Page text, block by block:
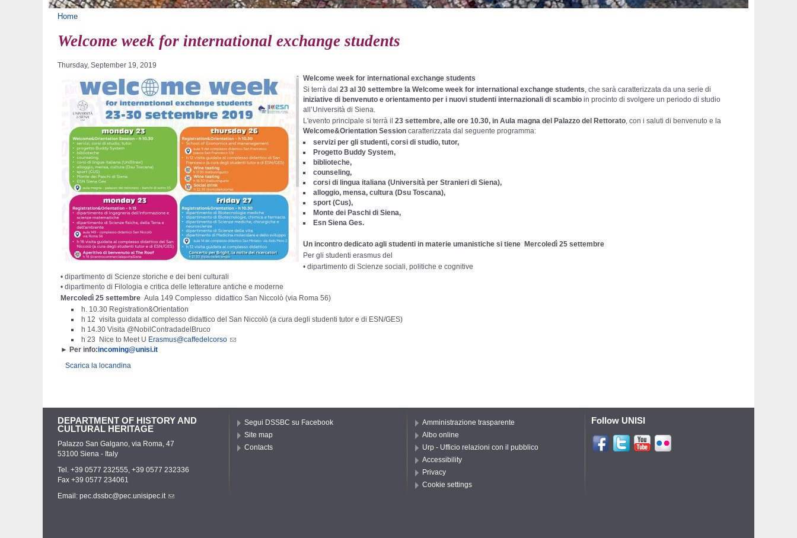
You are here
Home
Welcome week for international exchange students
Thursday, September 19, 2019
Welcome week for international exchange students
Si terrà dal 23 al 30 settembre la Welcome week for international exchange students, che sarà caratterizzata da una serie di
iniziative di benvenuto e orientamento per i nuovi studenti internazionali di scambio in procinto di svolgere un periodo di studio
all’Università di Siena.
L'evento principale si terrà il 23 settembre, alle ore 10.30, in Aula magna del Palazzo del Rettorato, con i saluti di benvenuto e la
Welcome&Orientation Session caratterizzata dal seguente programma:
servizi per gli studenti, corsi di studio, tutor,
Progetto Buddy System,
biblioteche,
counseling,
corsi di lingua italiana(Università per Stranieri di Siena),
alloggio, mensa, cultura (Dsu Toscana),
sport (Cus),
Monte dei Paschi di Siena,
Esn Siena Ges.
Un incontro dedicato agli studenti in materie umanistiche si tiene Mercoledì 25 settembre
Per gli studenti erasmus del
• dipartimento di Scienze sociali, politiche e cognitive
• dipartimento di Scienze storiche e dei beni culturali
• dipartimento di Filologia e critica delle letterature antiche e moderne
Mercoledì 25 settembre Aula 149 Complesso didattico San Niccolò (via Roma 56)
h. 10.30 Registration&Orientation
h 12 visita guidata al complesso didattico del San Niccolò (a cura degli studenti tutor e di ESN/GES)
h 14.30 Visita @NobilContradadelBruco
h 23 Nice to Meet U Erasmus@caffedelcorso
► Per info:incoming@unisi.it
Scarica la locandina
DEPARTMENT OF HISTORY AND
CULTURAL HERITAGE
Palazzo San Galgano, via Roma, 47
53100 Siena - Italy
Tel. +39 0577 232555, +39 0577 232336
Fax +39 0577 234061
Email: pec.dssbc@pec.unisipec.it
Segui DSSBC su Facebook
Site map
Contacts
Amministrazione trasparente
Albo online
Urp - Ufficio relazioni con il pubblico
Accessibility
Privacy
Cookie settings
Follow UNISI